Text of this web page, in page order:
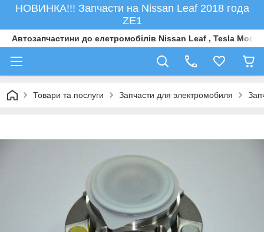
НОВИНКА!!! Запчасти на Nissan Leaf 2018 года
ZE1
Автозапчастини до елетромобiлiв Nissan Leaf , Tesla Model
Товари та послуги Запчасти для электромобиля